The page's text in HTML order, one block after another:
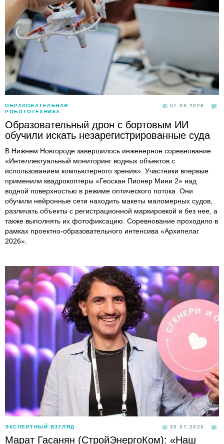
ОБРАЗОВАТЕЛЬНАЯ
РОБОТОТЕХНИКА
07.08.2026
Образовательный дрон с бортовым ИИ
обучили искать незарегистрированные суда
В Нижнем Новгороде завершилось инженерное соревнование
«Интеллектуальный мониторинг водных объектов с
использованием компьютерного зрения». Участники впервые
применили квадрокоптеры «Геоскан Пионер Мини 2» над
водной поверхностью в режиме оптического потока. Они
обучили нейронные сети находить макеты маломерных судов,
различать объекты с регистрационной маркировкой и без нее, а
также выполнять их фотофиксацию. Соревнование проходило в
рамках проектно-образовательного интенсива «Архипелаг
2026».
ЭКСПЕРТНЫЙ ВЗГЛЯД 30.07.2026
Марат Гасанян (СтройЭнергоКом): «Наш